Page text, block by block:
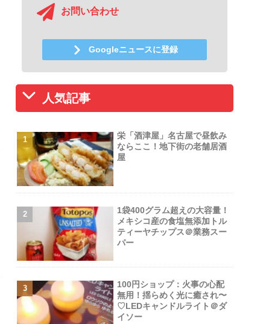
お問い合わせ
Googleニュースに登録
人気記事
栄「酒津屋」名古屋で昼飲み
ならここ！地下街の老舗居酒
屋
1袋400グラム超えの大容量！
メキシコ産の食塩無添加トル
ティーヤチップス＠業務スー
パー
100円ショップ：火事の心配
無用！揺らめく光に癒され〜
♡LEDキャンドルライト＠ダ
イソー